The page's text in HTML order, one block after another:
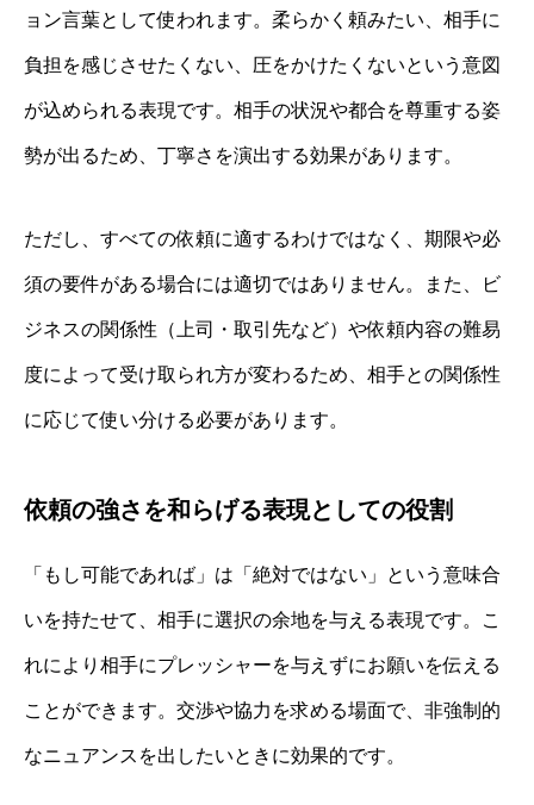
ョン言葉として使われます。柔らかく頼みたい、相手に
負担を感じさせたくない、圧をかけたくないという意図
が込められる表現です。相手の状況や都合を尊重する姿
勢が出るため、丁寧さを演出する効果があります。
ただし、すべての依頼に適するわけではなく、期限や必
須の要件がある場合には適切ではありません。また、ビ
ジネスの関係性（上司・取引先など）や依頼内容の難易
度によって受け取られ方が変わるため、相手との関係性
に応じて使い分ける必要があります。
依頼の強さを和らげる表現としての役割
「もし可能であれば」は「絶対ではない」という意味合
いを持たせて、相手に選択の余地を与える表現です。こ
れにより相手にプレッシャーを与えずにお願いを伝える
ことができます。交渉や協力を求める場面で、非強制的
なニュアンスを出したいときに効果的です。